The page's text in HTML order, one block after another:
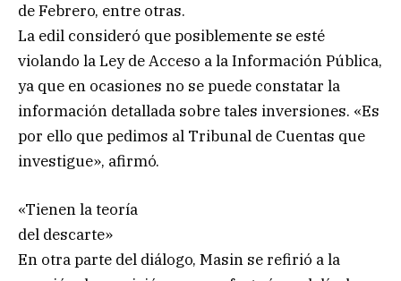
de Febrero, entre otras.
La edil consideró que posiblemente se esté
violando la Ley de Acceso a la Información Pública,
ya que en ocasiones no se puede constatar la
información detallada sobre tales inversiones. «Es
por ello que pedimos al Tribunal de Cuentas que
investigue», afirmó.
«Tienen la teoría
del descarte»
En otra parte del diálogo, Masin se refirió a la